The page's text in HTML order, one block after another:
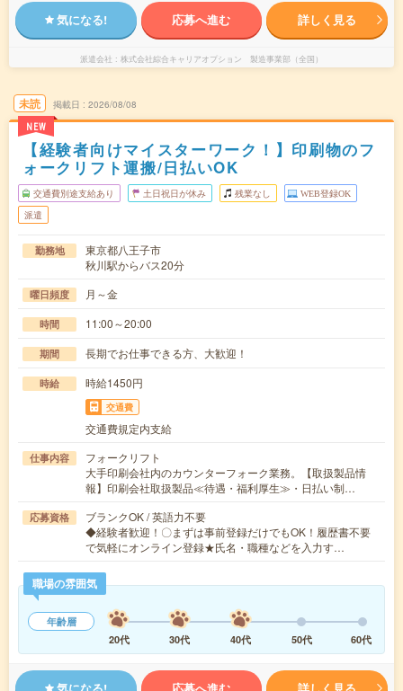
気になる! 応募へ進む 詳しく見る
派遣会社 株式会社綜合キャリアオプション 製造事業部（全国）
未読
NEW
掲載日 2026/08/08
【経験者向けマイスターワーク！】印刷物のフ
ォークリフト運搬/日払いOK
交通費別途支給あり 土日祝日が休み 残業なし WEB登録OK
派遣
勤務地
東京都八王子市
秋川駅からバス20分
曜日頻度 月～金
時間 11:00～20:00
期間 長期でお仕事できる方、大歓迎！
時給 時給1450円
交通費
交通費規定内支給
仕事内容
フォークリフト
大手印刷会社内のカウンターフォーク業務。【取扱製品情
報】印刷会社取扱製品≪待遇・福利厚生≫・日払い制…
応募資格
ブランクOK / 英語力不要
◆経験者歓迎！〇まずは事前登録だけでもOK！履歴書不要
で気軽にオンライン登録★氏名・職種などを入力す…
職場の雰囲気
年齢層
20代
30代 40代 50代 60代